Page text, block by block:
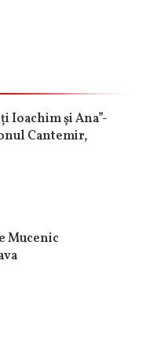
Ioachim și Ana”-
Cantemir,
Mucenic